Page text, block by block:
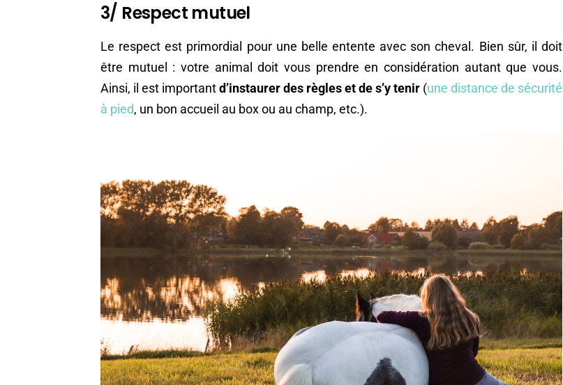
3/ Respect mutuel
Le respect est primordial pour une belle entente avec son cheval. Bien sûr, il doit
être mutuel : votre animal doit vous prendre en considération autant que vous.
Ainsi, il est importantd’instaurer des règles et de s’y tenir (une distance de sécurité
à pied, un bon accueil au box ou au champ, etc.).